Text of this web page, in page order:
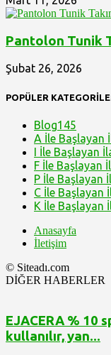
Pantolon Tunik
Şubat 26, 2026
POPÜLER
Blog145
A İle Başlayan
I İle Başlayan
F İle Başlayan
P İle Başlayan
C İle Başlayan
K İle Başlayan
Anasayfa
İletişim
© Siteadı.com
DİĞER HABERLER
EJACERA % 10
kullanılır, yan...